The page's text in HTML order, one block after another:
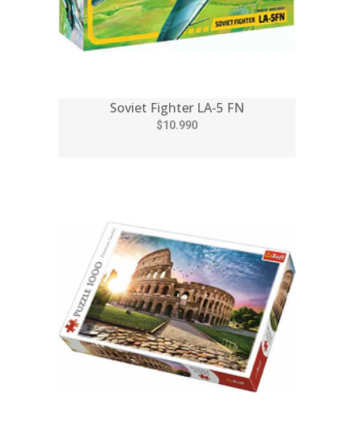
Soviet Fighter LA-5 FN
$10.990